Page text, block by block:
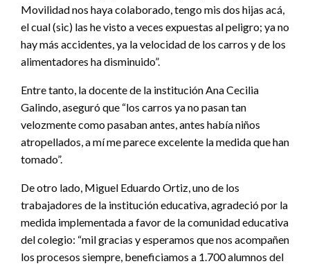
Movilidad nos haya colaborado, tengo mis dos hijas acá,
el cual (sic) las he visto a veces expuestas al peligro; ya no
hay más accidentes, ya la velocidad de los carros y de los
alimentadores ha disminuido”.
Entre tanto, la docente de la institución Ana Cecilia
Galindo, aseguró que “los carros ya no pasan tan
velozmente como pasaban antes, antes había niños
atropellados, a mí me parece excelente la medida que han
tomado”.
De otro lado, Miguel Eduardo Ortiz, uno de los
trabajadores de la institución educativa, agradeció por la
medida implementada a favor de la comunidad educativa
del colegio: “mil gracias y esperamos que nos acompañen
los procesos siempre, beneficiamos a 1.700 alumnos del